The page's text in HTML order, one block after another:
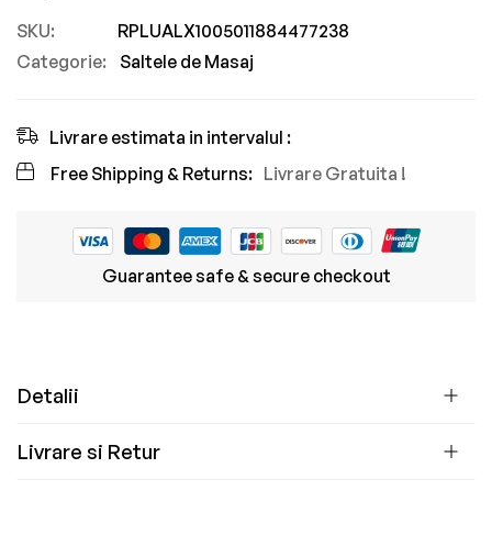
SKU
RPLUALX1005011884477238
Categorie:
Saltele de Masaj
Livrare estimata in intervalul :
Free Shipping & Returns: Livrare Gratuita !
Guarantee safe & secure checkout
Detalii
Livrare si Retur